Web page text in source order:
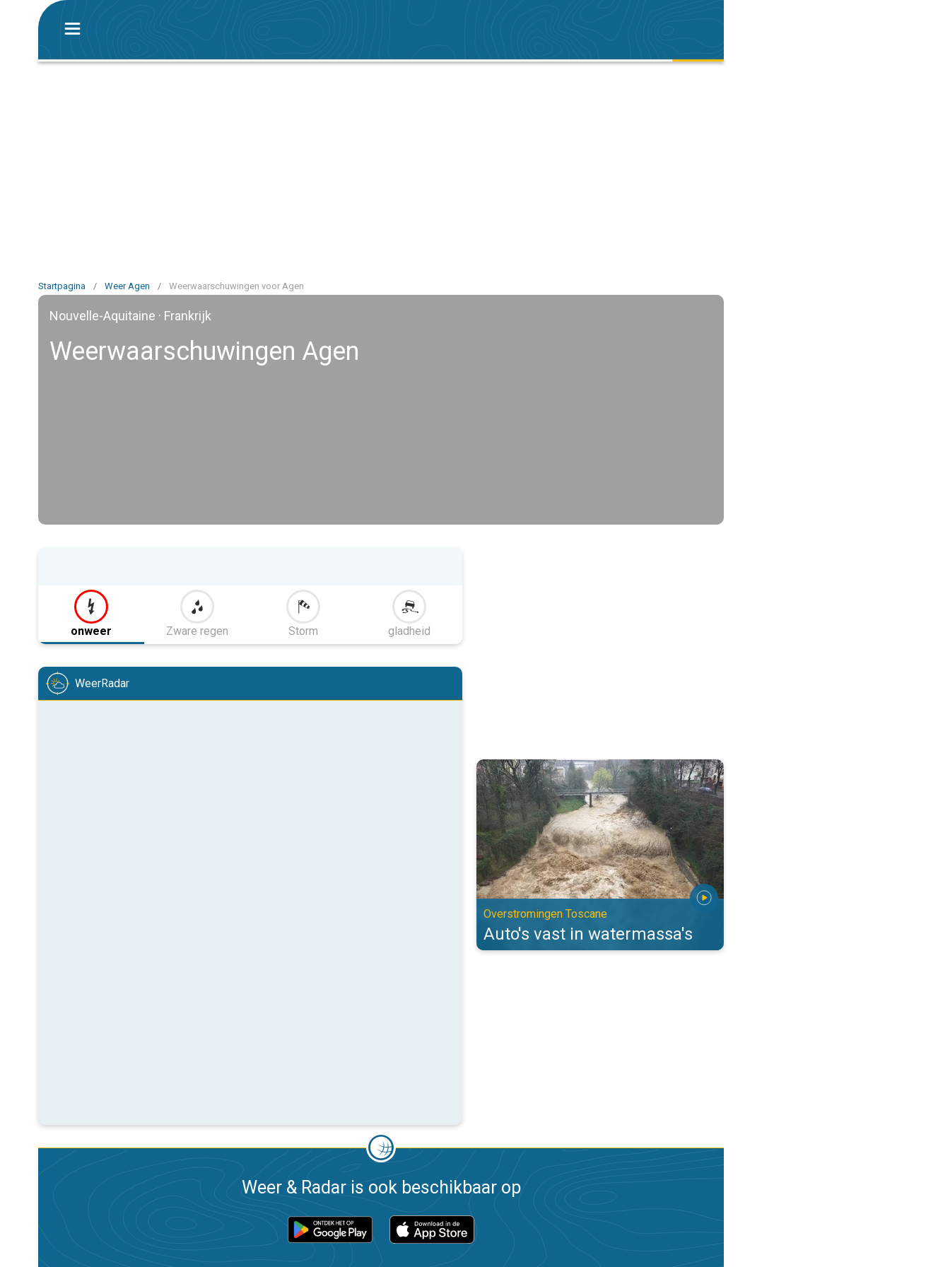
Startpagina / Weer Agen / Weerwaarschuwingen voor Agen
Nouvelle-Aquitaine · Frankrijk
Weerwaarschuwingen Agen
onweer Zware regen Storm gladheid
WeerRadar
Auto's vast in watermassa's. Overstromingen Toscane. . .
Overstromingen Toscane
Auto's vast in watermassa's
Weer & Radar is ook beschikbaar op